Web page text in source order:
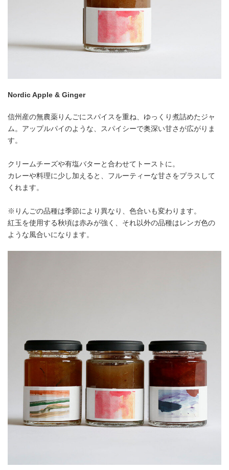
Nordic Apple & Ginger
信州産の無農薬りんごにスパイスを重ね、ゆっくり煮詰めたジャ
ム。アップルパイのような、スパイシーで奥深い甘さが広がりま
す。
クリームチーズや有塩バターと合わせてトーストに。
カレーや料理に少し加えると、フルーティーな甘さをプラスして
くれます。
※りんごの品種は季節により異なり、色合いも変わります。
紅玉を使用する秋頃は赤みが強く、それ以外の品種はレンガ色の
ような風合いになります。